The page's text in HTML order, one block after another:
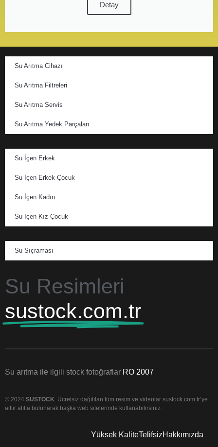
Detay
Su Arıtma Cihazı
Su Arıtma Filtreleri
Su Arıtma Servis
Su Arıtma Yedek Parçaları
Su İçen Erkek
Su İçen Erkek Çocuk
Su İçen Kadın
Su İçen Kız Çocuk
Su Sıçraması
Su Resimleri
sustock.com.tr
Su arıtma ile ilgili stock fotoğraflar RO 2007
© 2024 SUSTOCK. Ücretsiz dağıtılan tüm resim ve videolar sustock.com.tr’ye
aittir atıfta bulunarak başka web sitelerinde kullanabilirsiniz.
Yüksek KaliteTelifsizHakkımızda